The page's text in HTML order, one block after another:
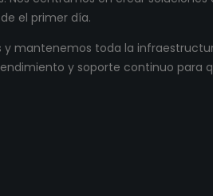
el primer día.
y mantenemos toda la
y soporte continuo para